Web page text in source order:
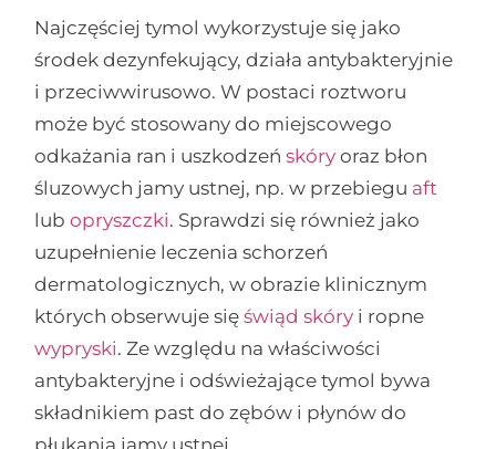
Najczęściej tymol wykorzystuje się jako
środek dezynfekujący, działa antybakteryjnie
i przeciwwirusowo. W postaci roztworu
może być stosowany do miejscowego
odkażania ran i uszkodzeńskóry oraz błon
śluzowych jamy ustnej, np. w przebiegu aft
lubopryszczki. Sprawdzi się również jako
uzupełnienie leczenia schorzeń
dermatologicznych, w obrazie klinicznym
których obserwuje sięświąd skóry i ropne
wypryski. Ze względu na właściwości
antybakteryjne i odświeżające tymol bywa
składnikiem past do zębów i płynów do
płukania jamy ustnej.